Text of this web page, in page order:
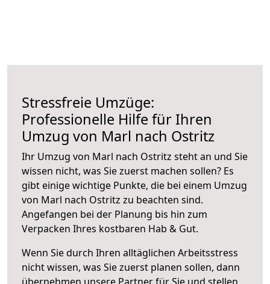
Stressfreie Umzüge:
Professionelle Hilfe für Ihren
Umzug von Marl nach Ostritz
Ihr Umzug von Marl nach Ostritz steht an und Sie
wissen nicht, was Sie zuerst machen sollen? Es
gibt einige wichtige Punkte, die bei einem Umzug
von Marl nach Ostritz zu beachten sind.
Angefangen bei der Planung bis hin zum
Verpacken Ihres kostbaren Hab & Gut.
Wenn Sie durch Ihren alltäglichen Arbeitsstress
nicht wissen, was Sie zuerst planen sollen, dann